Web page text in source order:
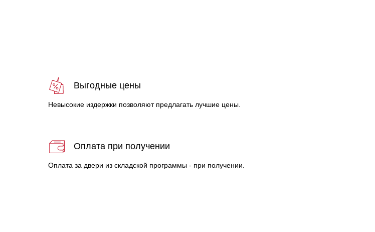
Выгодные цены
Невысокие издержки позволяют предлагать лучшие цены.
Оплата при получении
Оплата за двери из складской программы - при получении.